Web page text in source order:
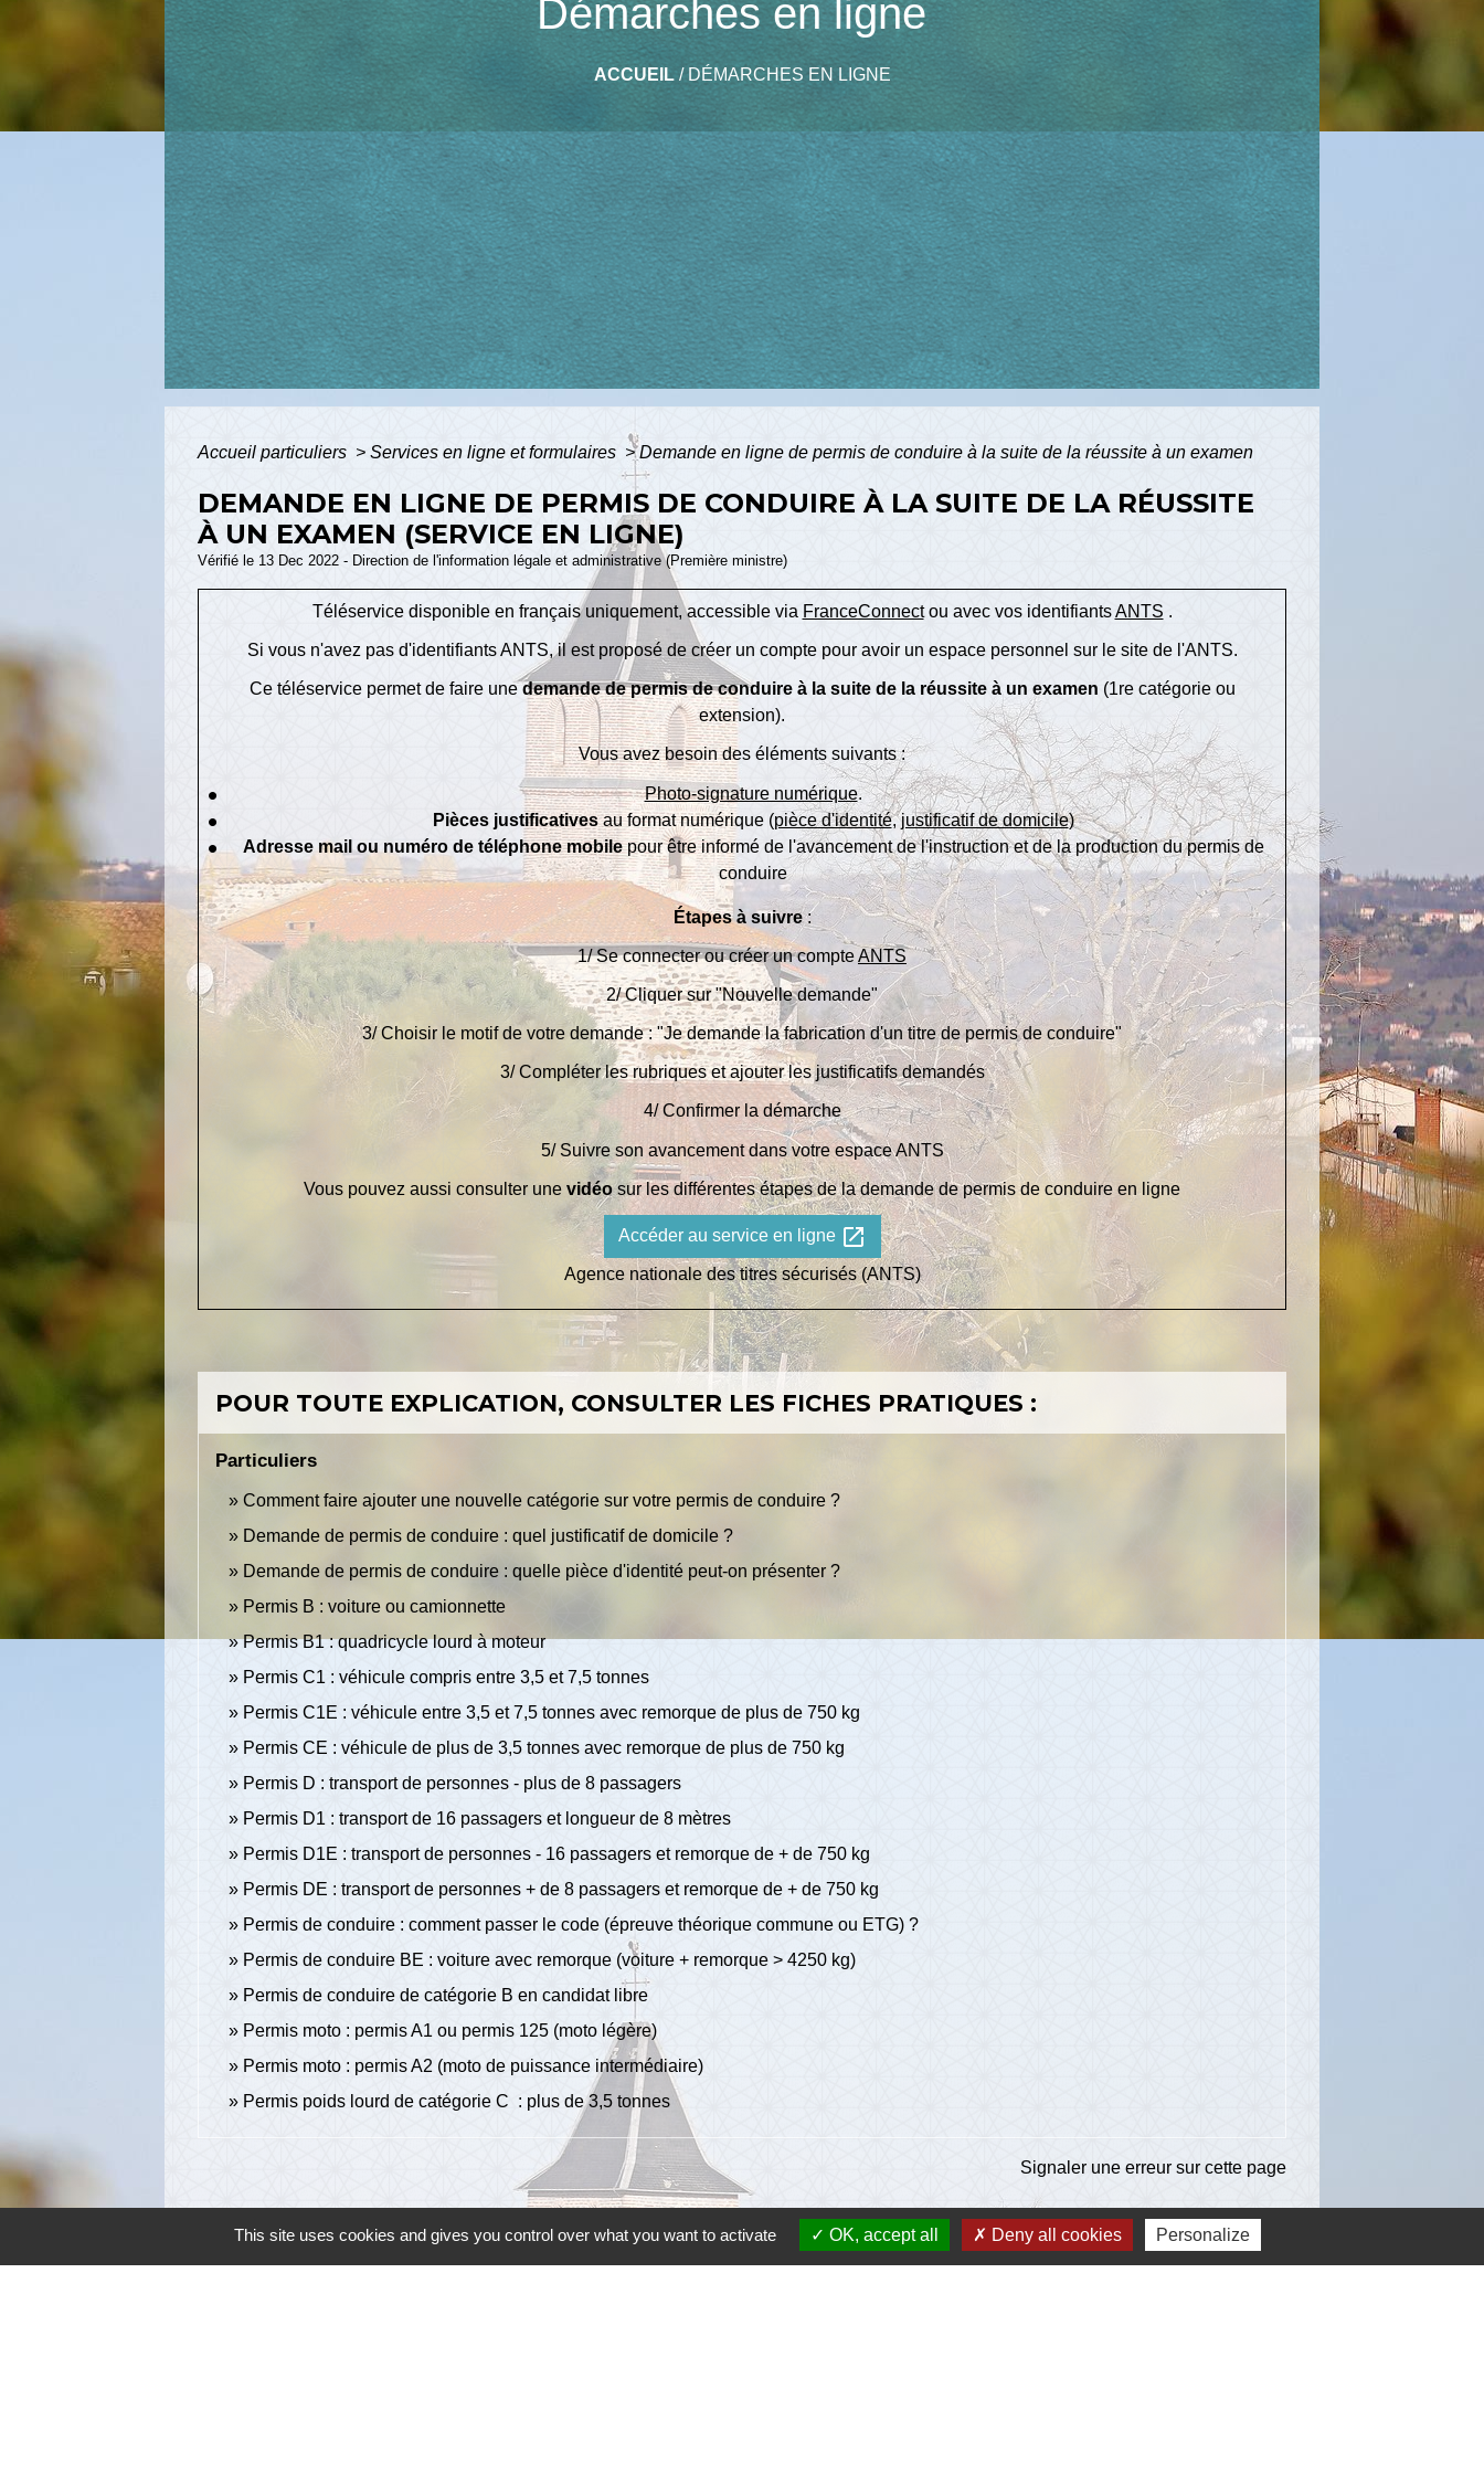
Démarches en ligne
ACCUEIL/ DÉMARCHES EN LIGNE
Accueil particuliers > Services en ligne et formulaires > Demande en ligne de permis de conduire à la suite de la réussite à un examen
DEMANDE EN LIGNE DE PERMIS DE CONDUIRE À LA SUITE DE LA RÉUSSITE
À UN EXAMEN (SERVICE EN LIGNE)
Vérifié le 13 Dec 2022 - Direction de l'information légale et administrative (Première ministre)
Téléservice disponible en français uniquement, accessible via FranceConnectou avec vos identifiantsANTS .
Si vous n'avez pas d'identifiants ANTS, il est proposé de créer un compte pour avoir un espace personnel sur le site de l'ANTS.
Ce téléservice permet de faire unedemande de permis de conduire à la suite de la réussite à un examen (1recatégorie ou
extension).
Vous avez besoin des éléments suivants :
Photo-signature numérique.
Pièces justificativesau format numérique (pièce d'identité,justificatif de domicile)
Adresse mail ou numéro de téléphone mobilepour être informé de l'avancement de l'instruction et de la production du permis de
conduire
Étapes à suivre:
1/ Se connecter ou créer un compteANTS
2/ Cliquer sur "Nouvelle demande"
3/ Choisir le motif de votre demande : "Je demande la fabrication d'un titre de permis de conduire"
3/ Compléter les rubriques et ajouter les justificatifs demandés
4/ Confirmer la démarche
5/ Suivre son avancement dans votre espace ANTS
Vous pouvez aussi consulter une vidéosur les différentes étapes de la demande de permis de conduire en ligne
Accéder au service en ligne open_in_new
Agence nationale des titres sécurisés (ANTS)
POUR TOUTE EXPLICATION, CONSULTER LES FICHES PRATIQUES :
Particuliers
Comment faire ajouter une nouvelle catégorie sur votre permis de conduire ?
Demande de permis de conduire : quel justificatif de domicile ?
Demande de permis de conduire : quelle pièce d'identité peut-on présenter ?
Permis B : voiture ou camionnette
Permis B1 : quadricycle lourd à moteur
Permis C1 : véhicule compris entre 3,5 et 7,5 tonnes
Permis C1E : véhicule entre 3,5 et 7,5 tonnes avec remorque de plus de 750 kg
Permis CE : véhicule de plus de 3,5 tonnes avec remorque de plus de 750 kg
Permis D : transport de personnes - plus de 8 passagers
Permis D1 : transport de 16 passagers et longueur de 8 mètres
Permis D1E : transport de personnes - 16 passagers et remorque de + de 750 kg
Permis DE : transport de personnes + de 8 passagers et remorque de + de 750 kg
Permis de conduire : comment passer le code (épreuve théorique commune ou ETG) ?
Permis de conduire BE : voiture avec remorque (voiture + remorque > 4250 kg)
Permis de conduire de catégorie B en candidat libre
Permis moto : permis A1 ou permis 125 (moto légère)
Permis moto : permis A2 (moto de puissance intermédiaire)
Permis poids lourd de catégorie C : plus de 3,5 tonnes
Signaler une erreur sur cette page
This site uses cookies and gives you control over what you want to activate OK, accept all Deny all cookies Personalize